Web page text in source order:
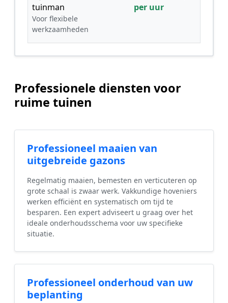
tuinman
Voor flexibele
werkzaamheden
per uur
Professionele diensten voor
ruime tuinen
Professioneel maaien van
uitgebreide gazons
Regelmatig maaien, bemesten en verticuteren op
grote schaal is zwaar werk. Vakkundige hoveniers
werken efficiënt en systematisch om tijd te
besparen. Een expert adviseert u graag over het
ideale onderhoudsschema voor uw specifieke
situatie.
Professioneel onderhoud van uw
beplanting